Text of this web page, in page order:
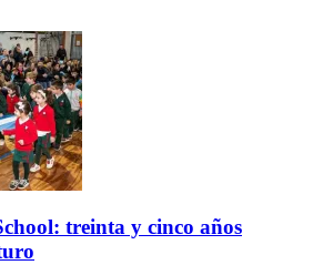
treinta y cinco años